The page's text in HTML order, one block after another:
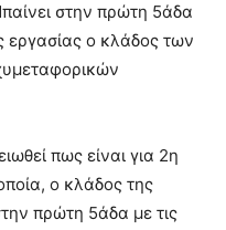
στην πρώτη 5άδα
εργασίας ο κλάδος των
πως είναι για 2η
ο κλάδος της
πρώτη 5άδα με τις